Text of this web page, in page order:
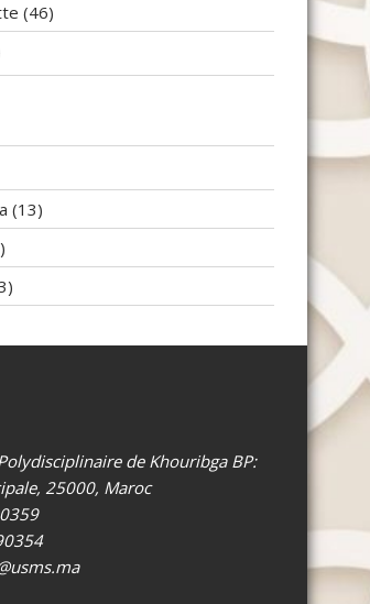
(46)
(13)
de Khouribga BP:
25000, Maroc